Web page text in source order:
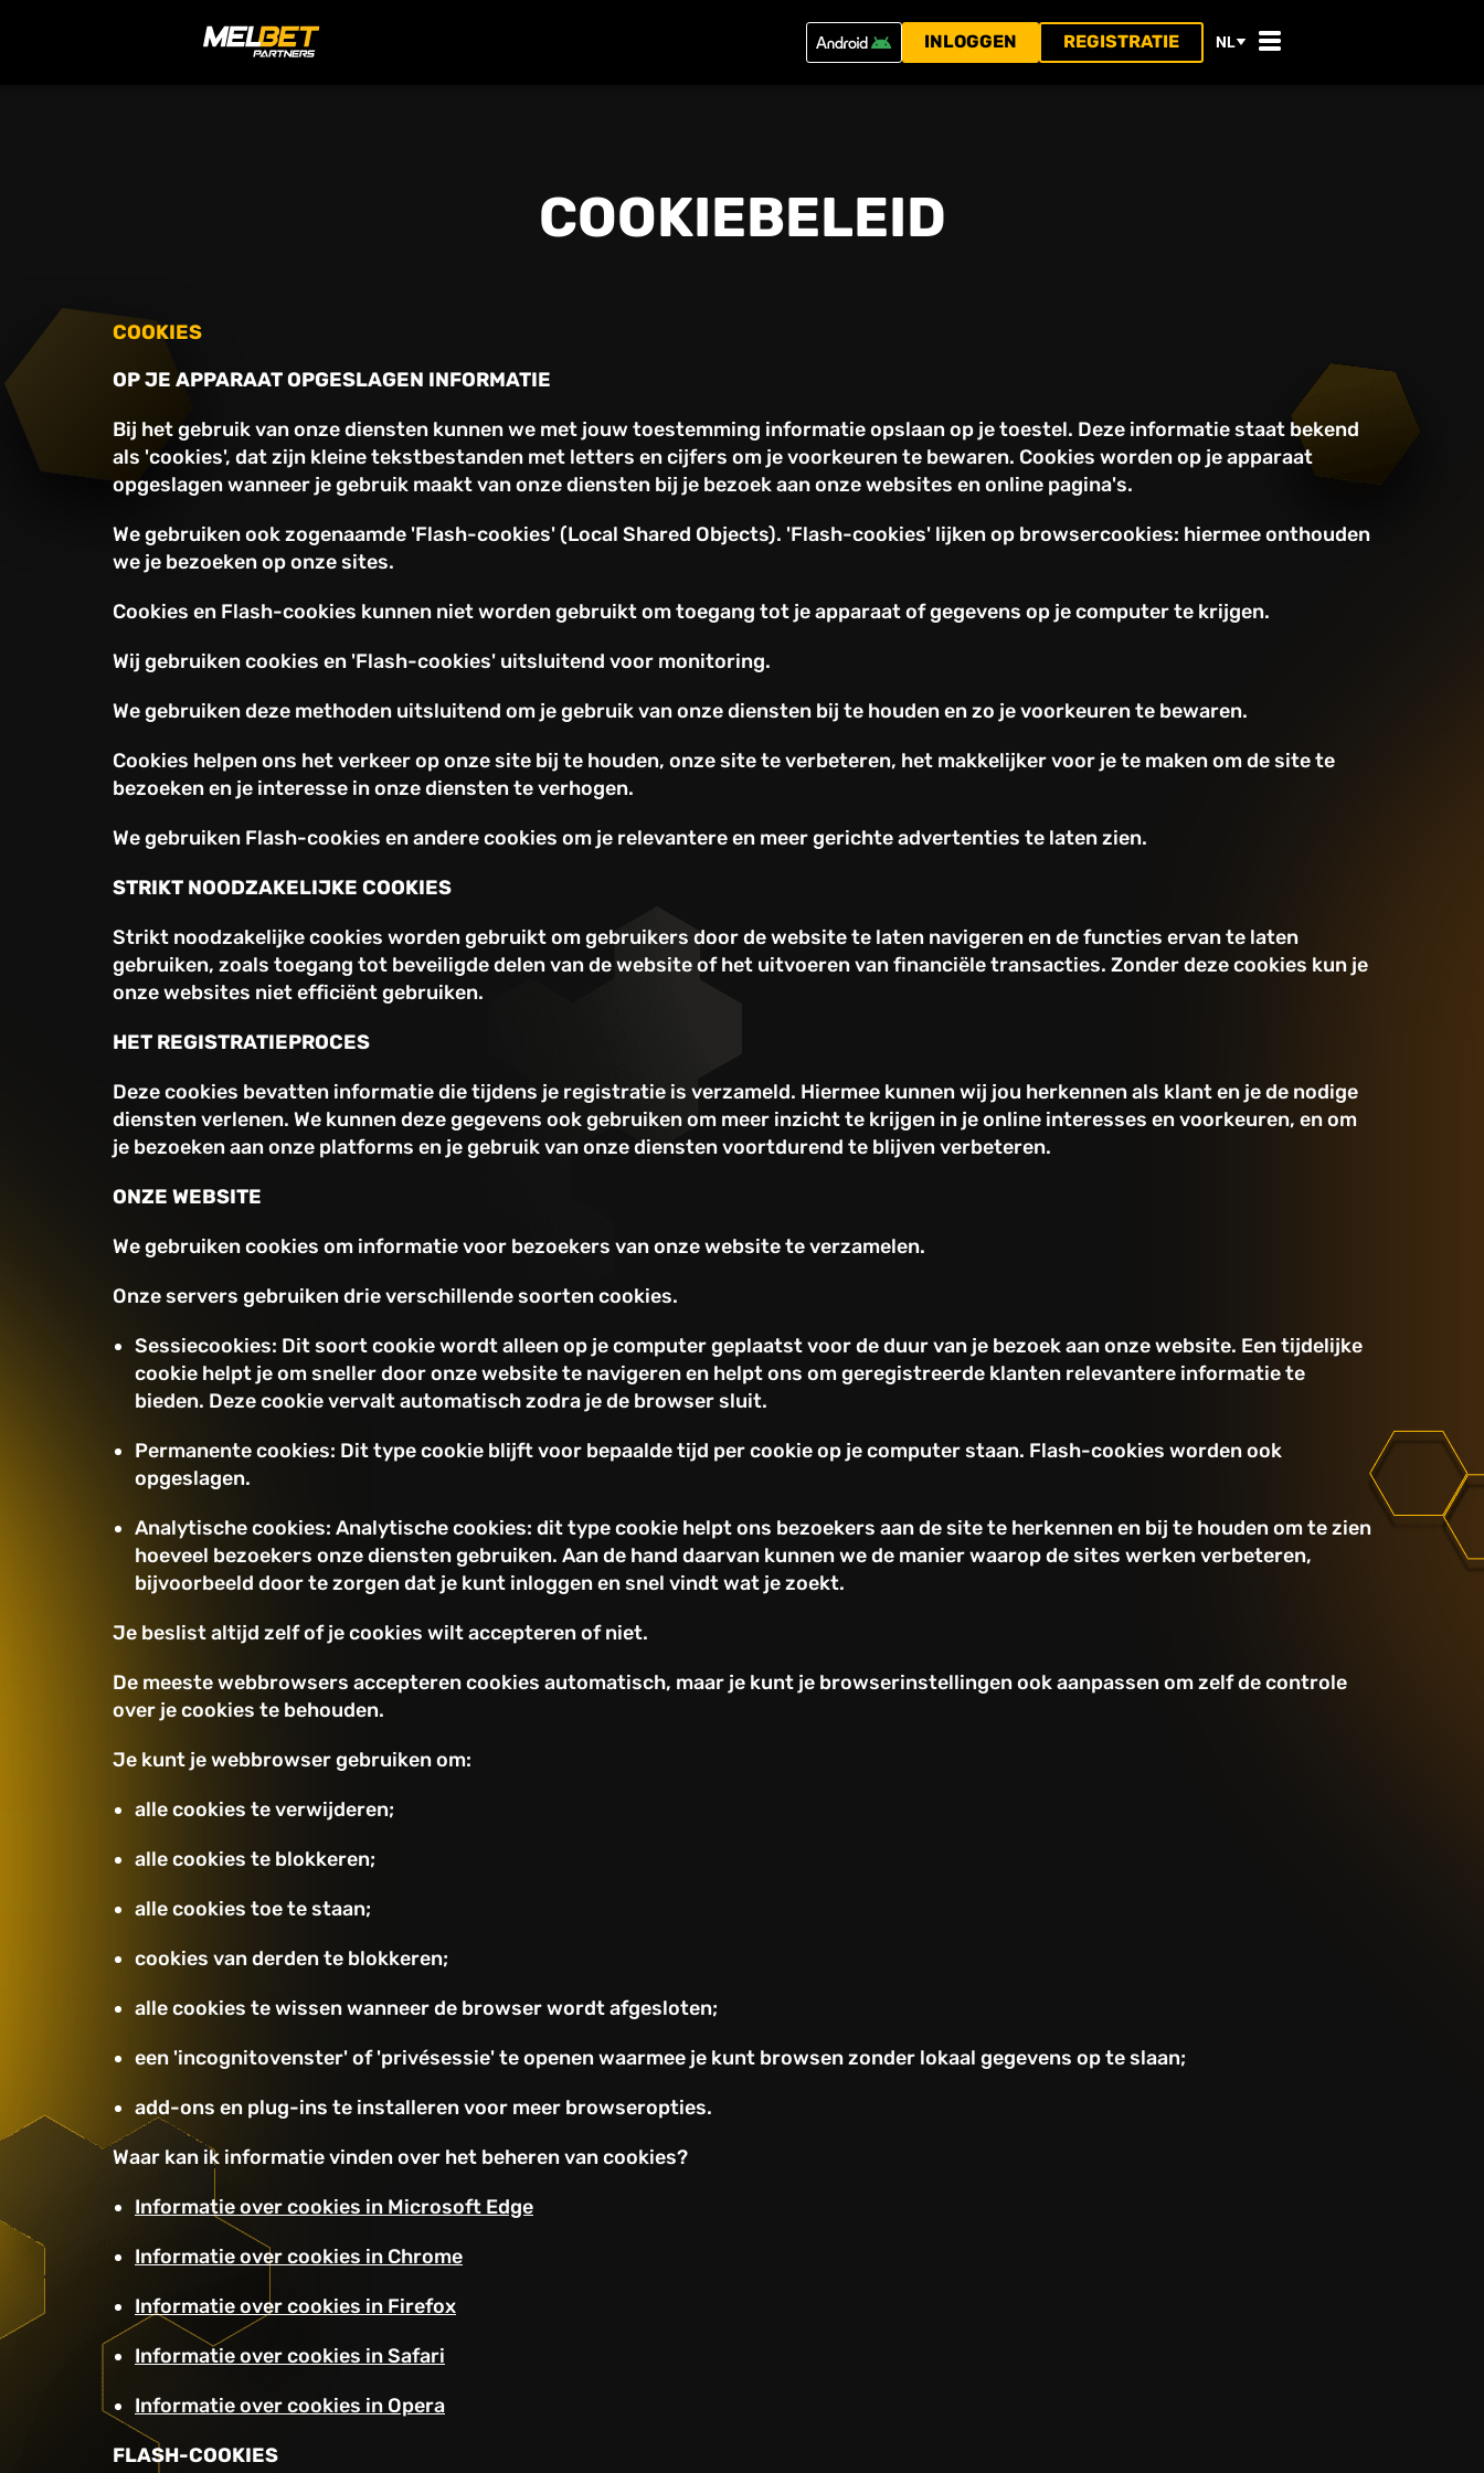
INLOGGEN REGISTRATIE NL
COOKIEBELEID
COOKIES
OP JE APPARAAT OPGESLAGEN INFORMATIE
Bij het gebruik van onze diensten kunnen we met jouw toestemming informatie opslaan op je toestel. Deze informatie staat bekend
als 'cookies', dat zijn kleine tekstbestanden met letters en cijfers om je voorkeuren te bewaren. Cookies worden op je apparaat
opgeslagen wanneer je gebruik maakt van onze diensten bij je bezoek aan onze websites en online pagina's.
We gebruiken ook zogenaamde 'Flash-cookies' (Local Shared Objects). 'Flash-cookies' lijken op browsercookies: hiermee onthouden
we je bezoeken op onze sites.
Cookies en Flash-cookies kunnen niet worden gebruikt om toegang tot je apparaat of gegevens op je computer te krijgen.
Wij gebruiken cookies en 'Flash-cookies' uitsluitend voor monitoring.
We gebruiken deze methoden uitsluitend om je gebruik van onze diensten bij te houden en zo je voorkeuren te bewaren.
Cookies helpen ons het verkeer op onze site bij te houden, onze site te verbeteren, het makkelijker voor je te maken om de site te
bezoeken en je interesse in onze diensten te verhogen.
We gebruiken Flash-cookies en andere cookies om je relevantere en meer gerichte advertenties te laten zien.
STRIKT NOODZAKELIJKE COOKIES
Strikt noodzakelijke cookies worden gebruikt om gebruikers door de website te laten navigeren en de functies ervan te laten
gebruiken, zoals toegang tot beveiligde delen van de website of het uitvoeren van financiële transacties. Zonder deze cookies kun je
onze websites niet efficiënt gebruiken.
HET REGISTRATIEPROCES
Deze cookies bevatten informatie die tijdens je registratie is verzameld. Hiermee kunnen wij jou herkennen als klant en je de nodige
diensten verlenen. We kunnen deze gegevens ook gebruiken om meer inzicht te krijgen in je online interesses en voorkeuren, en om
je bezoeken aan onze platforms en je gebruik van onze diensten voortdurend te blijven verbeteren.
ONZE WEBSITE
We gebruiken cookies om informatie voor bezoekers van onze website te verzamelen.
Onze servers gebruiken drie verschillende soorten cookies.
Sessiecookies: Dit soort cookie wordt alleen op je computer geplaatst voor de duur van je bezoek aan onze website. Een tijdelijke
cookie helpt je om sneller door onze website te navigeren en helpt ons om geregistreerde klanten relevantere informatie te
bieden. Deze cookie vervalt automatisch zodra je de browser sluit.
Permanente cookies: Dit type cookie blijft voor bepaalde tijd per cookie op je computer staan. Flash-cookies worden ook
opgeslagen.
Analytische cookies: Analytische cookies: dit type cookie helpt ons bezoekers aan de site te herkennen en bij te houden om te zien
hoeveel bezoekers onze diensten gebruiken. Aan de hand daarvan kunnen we de manier waarop de sites werken verbeteren,
bijvoorbeeld door te zorgen dat je kunt inloggen en snel vindt wat je zoekt.
Je beslist altijd zelf of je cookies wilt accepteren of niet.
De meeste webbrowsers accepteren cookies automatisch, maar je kunt je browserinstellingen ook aanpassen om zelf de controle
over je cookies te behouden.
Je kunt je webbrowser gebruiken om:
alle cookies te verwijderen;
alle cookies te blokkeren;
alle cookies toe te staan;
cookies van derden te blokkeren;
alle cookies te wissen wanneer de browser wordt afgesloten;
een 'incognitovenster' of 'privésessie' te openen waarmee je kunt browsen zonder lokaal gegevens op te slaan;
add-ons en plug-ins te installeren voor meer browseropties.
Waar kan ik informatie vinden over het beheren van cookies?
Informatie over cookies in Microsoft Edge
Informatie over cookies in Chrome
Informatie over cookies in Firefox
Informatie over cookies in Safari
Informatie over cookies in Opera
FLASH-COOKIES